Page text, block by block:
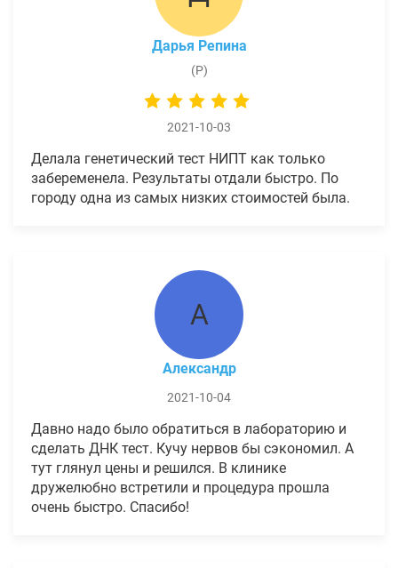
Дарья Репина
(Р)
2021-10-03
Делала генетический тест НИПТ как только
забеременела. Результаты отдали быстро. По
городу одна из самых низких стоимостей была.
А
Александр
2021-10-04
Давно надо было обратиться в лабораторию и
сделать ДНК тест. Кучу нервов бы сэкономил. А
тут глянул цены и решился. В клинике
дружелюбно встретили и процедура прошла
очень быстро. Спасибо!